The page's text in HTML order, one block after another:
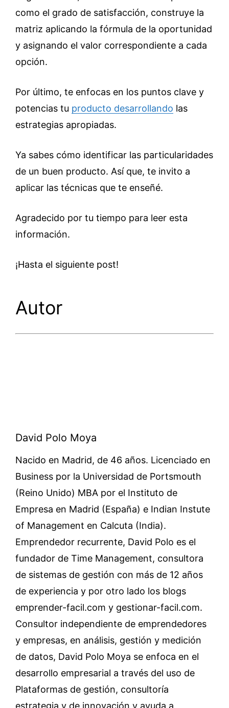
como el grado de satisfacción, construye la
matriz aplicando la fórmula de la oportunidad
y asignando el valor correspondiente a cada
opción.
Por último, te enfocas en los puntos clave y
potencias tu producto desarrollando las
estrategias apropiadas.
Ya sabes cómo identificar las particularidades
de un buen producto. Así que, te invito a
aplicar las técnicas que te enseñé.
Agradecido por tu tiempo para leer esta
información.
¡Hasta el siguiente post!
Autor
David Polo Moya
Nacido en Madrid, de 46 años. Licenciado en
Business por la Universidad de Portsmouth
(Reino Unido) MBA por el Instituto de
Empresa en Madrid (España) e Indian Instute
of Management en Calcuta (India).
Emprendedor recurrente, David Polo es el
fundador de Time Management, consultora
de sistemas de gestión con más de 12 años
de experiencia y por otro lado los blogs
emprender-facil.com y gestionar-facil.com.
Consultor independiente de emprendedores
y empresas, en análisis, gestión y medición
de datos, David Polo Moya se enfoca en el
desarrollo empresarial a través del uso de
Plataformas de gestión, consultoría